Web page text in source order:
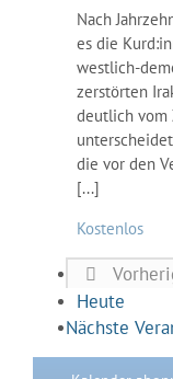
Nach
es die
westlich-
zerstörten
deutlich vom
die vor den
[...]
Kostenlos
Heute
Nächste